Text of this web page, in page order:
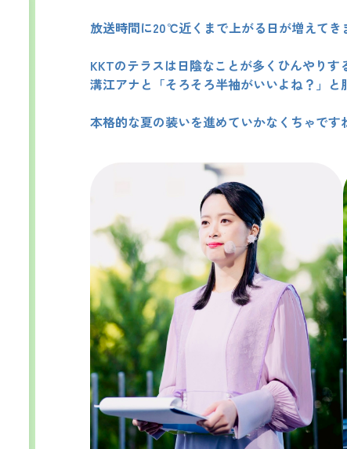
放送時間に20℃近くまで上がる日が増えてき
KKTのテラスは日陰なことが多くひんやりす
溝江アナと「そろそろ半袖がいいよね？」
本格的な夏の装いを進めていかなくちゃです